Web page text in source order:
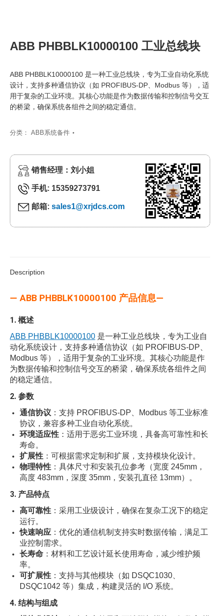
ABB PHBBLK10000100 工业总线块
ABB PHBBLK10000100 是一种工业总线块，专为工业自动化系统
设计，支持多种通信协议（如 PROFIBUS-DP、Modbus 等），适
用于复杂的工业环境。其核心功能是作为数据传输和控制信号交互
的桥梁，确保系统各组件之间的稳定通信。
分类： ABB系统备件
销售经理：刘小姐
手机: 15359273791
邮箱: sales1@xrjdcs.com
Description
— ABB PHBBLK10000100 产品信息—
1. 概述
ABB PHBBLK10000100 是一种工业总线块，专为工业自
动化系统设计，支持多种通信协议（如 PROFIBUS-DP、
Modbus 等），适用于复杂的工业环境。其核心功能是作
为数据传输和控制信号交互的桥梁，确保系统各组件之间
的稳定通信。
2. 参数
通信协议 ：支持 PROFIBUS-DP、Modbus 等工业标准
协议，兼容多种工业自动化系统。
环境适应性 ：适用于恶劣工业环境，具备高可靠性和长
寿命。
扩展性 ：可根据需求定制和扩展，支持模块化设计。
物理特性 ：具体尺寸和安装孔位参考（宽度 245mm，
高度 483mm，深度 35mm，安装孔直径 13mm）。
3. 产品特点
高可靠性 ：采用工业级设计，确保在复杂工况下的稳定
运行。
快速响应 ：优化的通信机制支持实时数据传输，满足工
业控制需求。
长寿命 ：材料和工艺设计延长使用寿命，减少维护频
率。
可扩展性 ：支持与其他模块（如 DSQC1030、
DSQC1042 等）集成，构建灵活的 I/O 系统。
4. 结构与组成